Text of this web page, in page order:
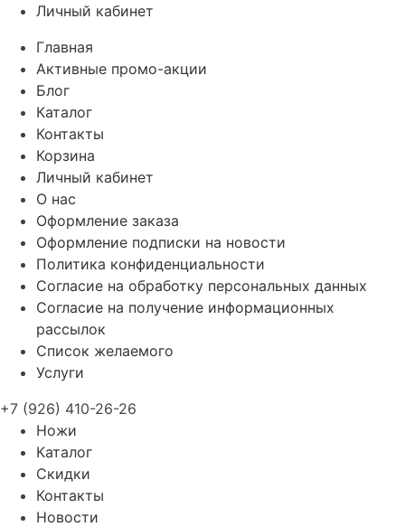
Личный кабинет
Главная
Активные промо-акции
Блог
Каталог
Контакты
Корзина
Личный кабинет
О нас
Оформление заказа
Оформление подписки на новости
Политика конфиденциальности
Согласие на обработку персональных данных
Согласие на получение информационных
рассылок
Список желаемого
Услуги
+7 (926) 410-26-26
Ножи
Каталог
Скидки
Контакты
Новости